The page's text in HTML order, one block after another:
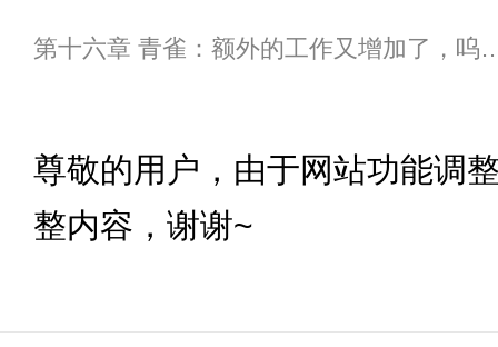
第十六章 青雀：额外
尊敬的用户，由于网站功能调
整内容，谢谢~